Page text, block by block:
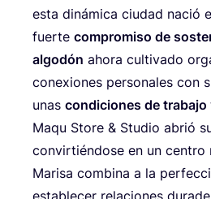
esta diná­mi­ca ciu­dad nació
fuer­te com­pro­mi­so de
algo­dón aho­ra cul­ti­va­do
cone­xio­nes per­so­na­les con
unas con­di­cio­nes de
Maqu Sto­re & Stu­dio abrió
con­vir­tién­do­se en un cen­tro
Mari­sa com­bi­na a la
esta­ble­cer rela­cio­nes